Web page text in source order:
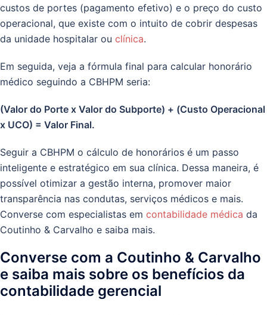
custos de portes (pagamento efetivo) e o preço do custo
operacional, que existe com o intuito de cobrir despesas
da unidade hospitalar ou clínica.
Em seguida, veja a fórmula final para calcular honorário
médico seguindo a CBHPM seria:
(Valor do Porte x Valor do Subporte) + (Custo Operacional
x UCO) = Valor Final.
Seguir a CBHPM o cálculo de honorários é um passo
inteligente e estratégico em sua clínica. Dessa maneira, é
possível otimizar a gestão interna, promover maior
transparência nas condutas, serviços médicos e mais.
Converse com especialistas em contabilidade médica da
Coutinho & Carvalho e saiba mais.
Converse com a Coutinho & Carvalho
e saiba mais sobre os benefícios da
contabilidade gerencial